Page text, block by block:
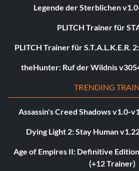
Legende der Sterblichen
PLITCH Trainer für
PLITCH Trainer für S.T.A.L.K.E.R.
theHunter: Ruf der Wildnis
TRENDING
Assassin's Creed Shadows v1.0-
Dying Light 2: Stay Human
Age of Empires II: Definitive
(+12 Trainer)